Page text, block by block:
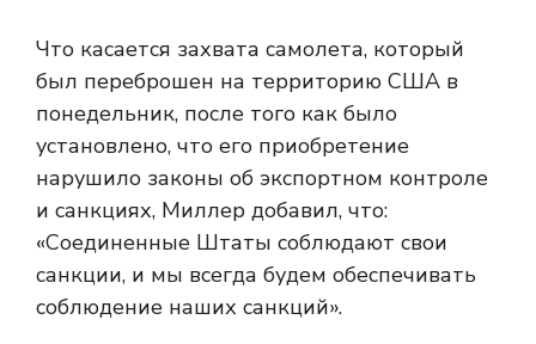
Что касается захвата самолета, который
был переброшен на территорию США в
понедельник, после того как было
установлено, что его приобретение
нарушило законы об экспортном контроле
и санкциях, Миллер добавил, что:
«Соединенные Штаты соблюдают свои
санкции, и мы всегда будем обеспечивать
соблюдение наших санкций».